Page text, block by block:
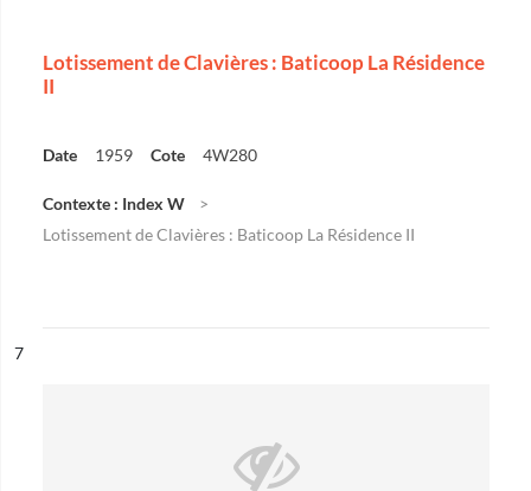
Lotissement de Clavières : Baticoop La Résidence
II
Date 1959 Cote 4W280
Contexte : Index W
Lotissement de Clavières : Baticoop La Résidence II
n°
7